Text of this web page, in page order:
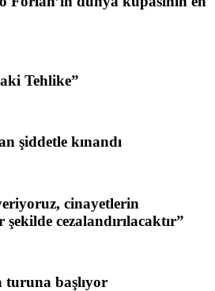
Tehlike”
şiddetle kınandı
cinayetlerin
cezalandırılacaktır”
turuna başlıyor